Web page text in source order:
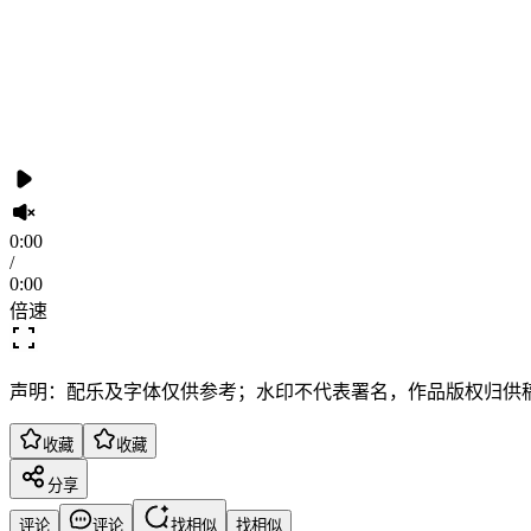
0:00
/
0:00
倍速
声明：配乐及字体仅供参考；水印不代表署名，作品版权归供
收藏 收藏
分享
评论 评论 找相似 找相似